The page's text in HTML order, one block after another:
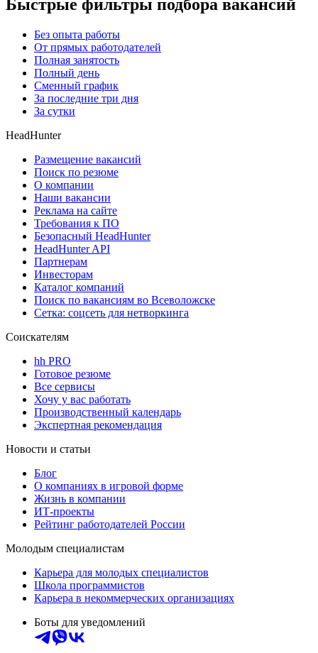
Быстрые фильтры подбора вакансий
Без опыта работы
От прямых работодателей
Полная занятость
Полный день
Сменный график
За последние три дня
За сутки
HeadHunter
Размещение вакансий
Поиск по резюме
О компании
Наши вакансии
Реклама на сайте
Требования к ПО
Безопасный HeadHunter
HeadHunter API
Партнерам
Инвесторам
Каталог компаний
Поиск по вакансиям во Всеволожске
Сетка: соцсеть для нетворкинга
Соискателям
hh PRO
Готовое резюме
Все сервисы
Хочу у вас работать
Производственный календарь
Экспертная рекомендация
Новости и статьи
Блог
О компаниях в игровой форме
Жизнь в компании
ИТ-проекты
Рейтинг работодателей России
Молодым специалистам
Карьера для молодых специалистов
Школа программистов
Карьера в некоммерческих организациях
Боты для уведомлений